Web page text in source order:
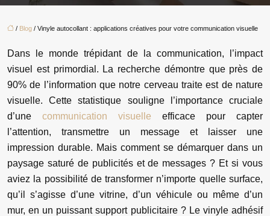
/ Blog / Vinyle autocollant : applications créatives pour votre communication visuelle
Dans le monde trépidant de la communication, l’impact
visuel est primordial. La recherche démontre que près de
90% de l’information que notre cerveau traite est de nature
visuelle. Cette statistique souligne l’importance cruciale
d’une communication visuelle efficace pour capter
l’attention, transmettre un message et laisser une
impression durable. Mais comment se démarquer dans un
paysage saturé de publicités et de messages ? Et si vous
aviez la possibilité de transformer n’importe quelle surface,
qu’il s’agisse d’une vitrine, d’un véhicule ou même d’un
mur, en un puissant support publicitaire ? Le vinyle adhésif